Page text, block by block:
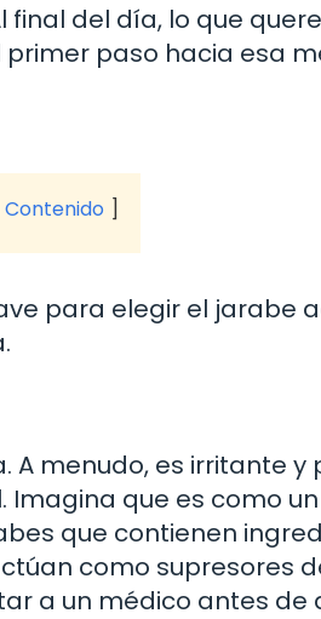
del día, lo que
paso hacia esa
para elegir el jarabe
A menudo, es irritante
Imagina que es como
que contienen
como supresores
a un médico antes de